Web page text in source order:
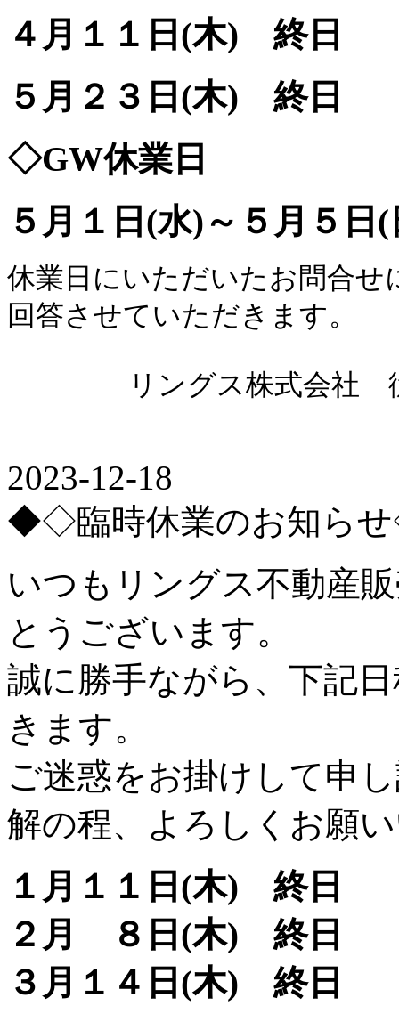
４月１１日(木) 終日
５月２３日(木) 終日
◇GW休業日
５月１日(水)～５月５日(
休業日にいただいたお問合せ
回答させていただきます。
リングス株式会社 従
2023-12-18
◆◇臨時休業のお知ら
いつもリングス不動産
とうございます。
誠に勝手ながら、下記
きます。
ご迷惑をお掛けして申
解の程、よろしくお願
１月１１日(木) 終日
２月 ８日(木) 終日
３月１４日(木) 終日